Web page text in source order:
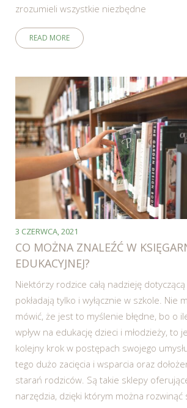
zrozumieli wszystkie niezbędne
READ MORE
3 CZERWCA, 2021
CO MOŻNA ZNALEŹĆ W
EDUKACYJNEJ?
Niektórzy rodzice całą nadzieję
pokładają tylko i wyłącznie w szkole. Nie
mówić, że jest to myślenie błędne, bo o
wpływ na edukację dzieci i młodzieży, to
kolejny krok w postępach swojego
tego dużo zacięcia i wsparcia oraz
starań rodziców. Są takie sklepy
narzędzia, dzięki którym można rozwinąć